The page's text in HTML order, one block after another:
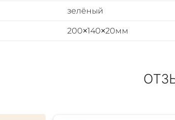
зелёный
200×140×20мм